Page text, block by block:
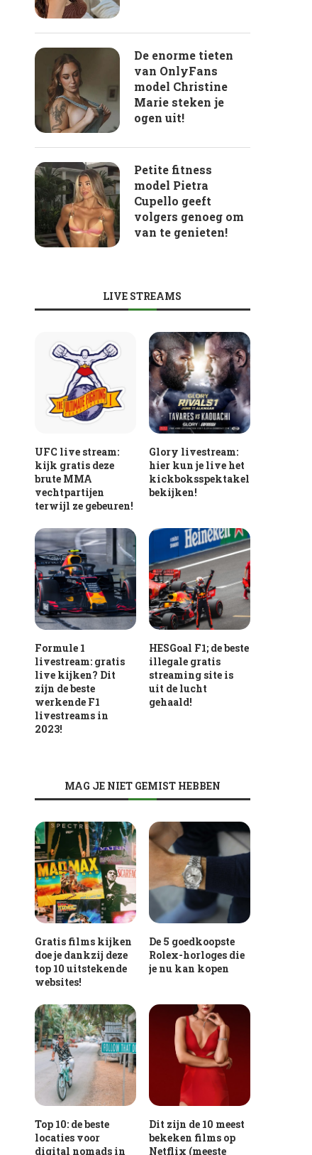
De enorme tieten
van OnlyFans
model Christine
Marie steken je
ogen uit!
Petite fitness
model Pietra
Cupello geeft
volgers genoeg om
van te genieten!
LIVE STREAMS
UFC live stream:
kijk gratis deze
brute MMA
vechtpartijen
terwijl ze gebeuren!
Glory livestream:
hier kun je live het
kickboksspektakel
bekijken!
Formule 1
livestream: gratis
live kijken? Dit
zijn de beste
werkende F1
livestreams in
2023!
HESGoal F1; de beste
illegale gratis
streaming site is
uit de lucht
gehaald!
MAG JE NIET GEMIST HEBBEN
Gratis films kijken
doe je dankzij deze
top 10 uitstekende
websites!
De 5 goedkoopste
Rolex-horloges die
je nu kan kopen
Top 10: de beste
locaties voor
digital nomads in
Dit zijn de 10 meest
bekeken films op
Netflix (meeste